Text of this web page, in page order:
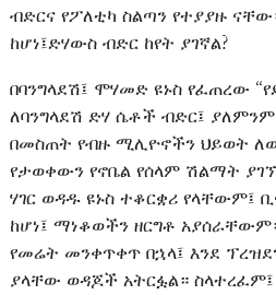
ብድርና የፖለቲካ ስልጣን የተያያዙ
ከሆነ፤ድሃውስ ብድር ከየት ያገኛል?
በባንግላደሽ፤ ሞሃመድ ዩኑስ የፈጠረው
ለባንግላደሽ ድሃ ሴቶች ብድር፤
በመስጠት የብዙ ሚሊዮኖችን ህይወት
የታወቀውን የኖቤል የሰላም ሽልማት
ሃገር ወዳዱ ዩኑስ ተቆርቋሪ የላቸውም፤
ከሆነ፤ ማነቆወችን ዘርግቶ
የመሬት መንቀጥቀጥ በኋላ፤ እንደ
ያላቸው ወዳጆች አትርፏል። ስላተረፈም፤